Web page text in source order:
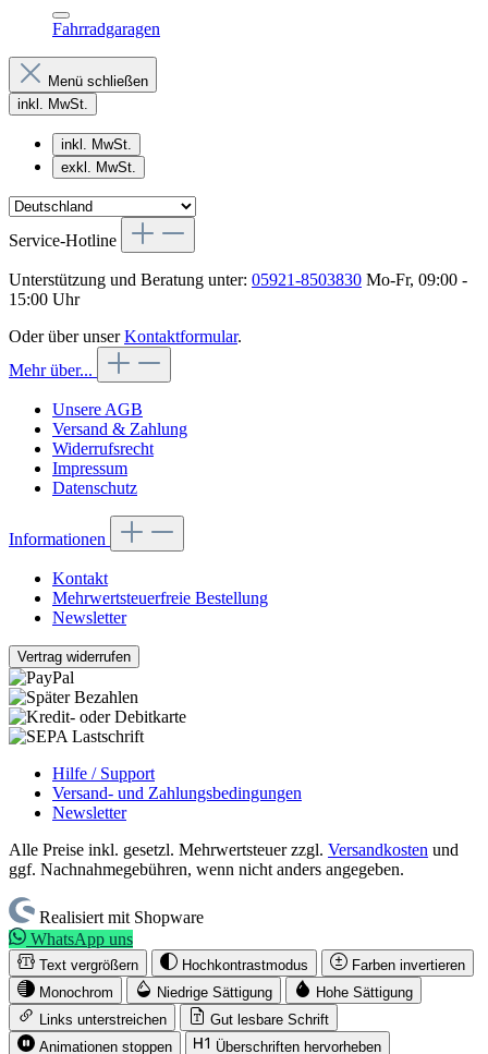
Fahrradgaragen
Menü schließen
inkl. MwSt.
inkl. MwSt.
exkl. MwSt.
Service-Hotline
Unterstützung und Beratung unter: 05921-8503830 Mo-Fr, 09:00 -
15:00 Uhr
Oder über unserKontaktformular.
Mehr über...
Unsere AGB
Versand & Zahlung
Widerrufsrecht
Impressum
Datenschutz
Informationen
Kontakt
Mehrwertsteuerfreie Bestellung
Newsletter
Vertrag widerrufen
Hilfe / Support
Versand- und Zahlungsbedingungen
Newsletter
Alle Preise inkl. gesetzl. Mehrwertsteuer zzgl. Versandkosten und
ggf. Nachnahmegebühren, wenn nicht anders angegeben.
Realisiert mit Shopware
WhatsApp uns
Text vergrößern Hochkontrastmodus
Farben invertieren
Monochrom
Niedrige Sättigung
Hohe Sättigung
Links unterstreichen
Gut lesbare Schrift
Animationen stoppen
Überschriften hervorheben